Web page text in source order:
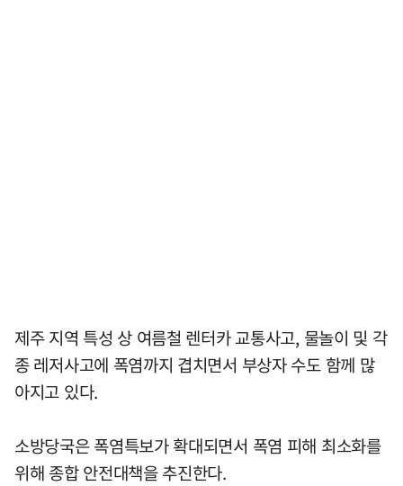
제주 지역 특성 상 여름철 렌터카 교통사고, 물놀이 및 각
종 레저사고에 폭염까지 겹치면서 부상자 수도 함께 많
아지고 있다.
소방당국은 폭염특보가 확대되면서 폭염 피해 최소화를
위해 종합 안전대책을 추진한다.